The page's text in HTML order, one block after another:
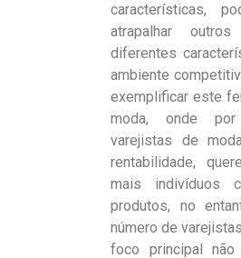
características,
atrapalhar
diferentes
ambiente
exemplificar este
moda, onde por
varejistas de
rentabilidade,
mais indivíduos
produtos, no
número de
foco principal